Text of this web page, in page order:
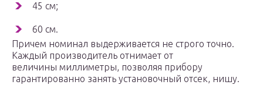
45 см;
60 см.
Причем номинал выдерживается не строго точно.
Каждый производитель отнимает от
величины миллиметры, позволяя прибору
гарантированно занять установочный отсек, нишу.